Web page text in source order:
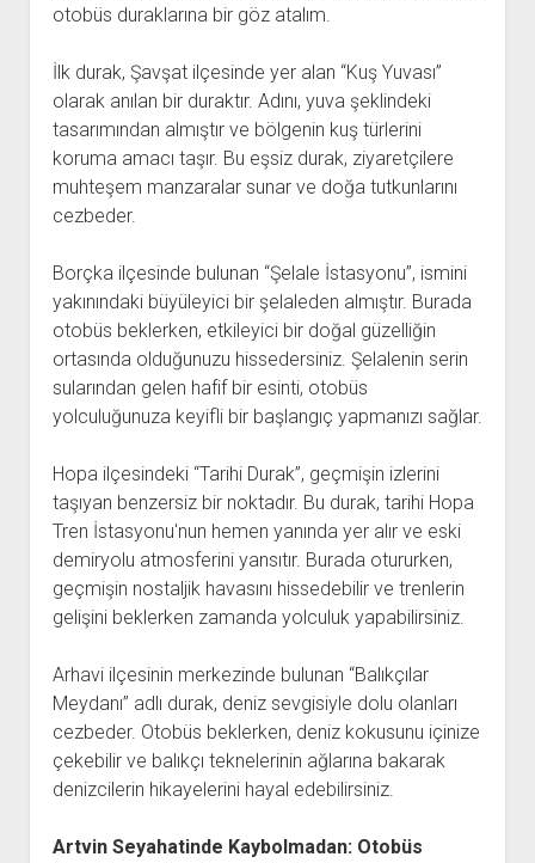
otobüs duraklarına bir göz atalım.
İlk durak, Şavşat ilçesinde yer alan “Kuş Yuvası”
olarak anılan bir duraktır. Adını, yuva şeklindeki
tasarımından almıştır ve bölgenin kuş türlerini
koruma amacı taşır. Bu eşsiz durak, ziyaretçilere
muhteşem manzaralar sunar ve doğa tutkunlarını
cezbeder.
Borçka ilçesinde bulunan “Şelale İstasyonu”, ismini
yakınındaki büyüleyici bir şelaleden almıştır. Burada
otobüs beklerken, etkileyici bir doğal güzelliğin
ortasında olduğunuzu hissedersiniz. Şelalenin serin
sularından gelen hafif bir esinti, otobüs
yolculuğunuza keyifli bir başlangıç yapmanızı sağlar.
Hopa ilçesindeki “Tarihi Durak”, geçmişin izlerini
taşıyan benzersiz bir noktadır. Bu durak, tarihi Hopa
Tren İstasyonu'nun hemen yanında yer alır ve eski
demiryolu atmosferini yansıtır. Burada otururken,
geçmişin nostaljik havasını hissedebilir ve trenlerin
gelişini beklerken zamanda yolculuk yapabilirsiniz.
Arhavi ilçesinin merkezinde bulunan “Balıkçılar
Meydanı” adlı durak, deniz sevgisiyle dolu olanları
cezbeder. Otobüs beklerken, deniz kokusunu içinize
çekebilir ve balıkçı teknelerinin ağlarına bakarak
denizcilerin hikayelerini hayal edebilirsiniz.
Artvin Seyahatinde Kaybolmadan: Otobüs